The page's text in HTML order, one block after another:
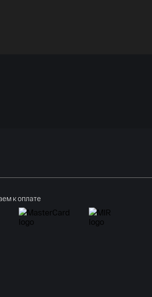
к оплате